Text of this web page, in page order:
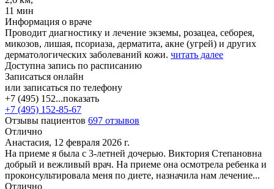
11 мин
Информация о враче
Проводит диагностику и лечение экземы, розацеа, себорея,
микозов, лишая, псориаза, дерматита, акне (угрей) и других
дерматологических заболеваний кожи. читать далее
Доступна запись по расписанию
Записаться онлайн
или записаться по телефону
+7 (495) 152...показать
+7 (495) 152-85-67
Отзывы пациентов 697 отзывов
Отлично
Анастасия, 12 февраля 2026 г.
На приеме я была с 3-летней дочерью. Виктория Степановна
добрый и вежливый врач. На приеме она осмотрела ребенка и
проконсультировала меня по диете, назначила нам лечение...
Отлично